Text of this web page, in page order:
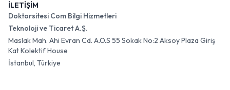
İLETİŞİM
Doktorsitesi Com Bilgi Hizmetleri
Teknoloji ve Ticaret A.Ş.
Maslak Mah. Ahi Evran Cd. A.O.S 55 Sokak No:2 Aksoy Plaza Giriş
Kat Kolektif House
İstanbul, Türkiye